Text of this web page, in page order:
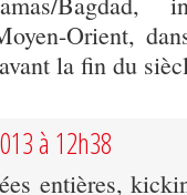
Orient,
la fin du
à 12h38
entières,